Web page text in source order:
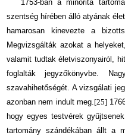
1753-ban a minorita
szentség hírében álló atyának
hamarosan kinevezte a
Megvizsgálták azokat a
valamit tudtak életviszonyairól,
foglalták jegyzőkönyvbe.
szavahihetőségét. A vizsgálati
azonban nem indult meg. [25]
hogy egyes testvérek
tartomány szándékában állt a